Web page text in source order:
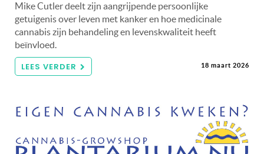
Mike Cutler deelt zijn aangrijpende persoonlijke
getuigenis over leven met kanker en hoe medicinale
cannabis zijn behandeling en levenskwaliteit heeft
beïnvloed.
LEES VERDER 18 maart 2026